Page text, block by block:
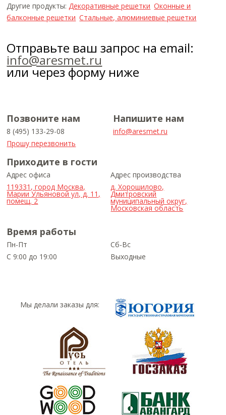
Другие продукты:Декоративные решетки Оконные и
балконные решетки Стальные, алюминиевые решетки
Отправьте ваш запрос на email:
info@aresmet.ru
или через форму ниже
Позвоните нам
8 (495) 133-29-08
Прошу перезвонить
Напишите нам
info@aresmet.ru
Приходите в гости
Адрес офиса
119331, город Москва,
Марии Ульяновой ул, д. 11,
помещ. 2
Адрес производства
д. Хорошилово,
Дмитровский
муниципальный округ,
Московская область
Время работы
Пн-Пт
С 9:00 до 19:00
Сб-Вс
Выходные
Мы делали заказы для: